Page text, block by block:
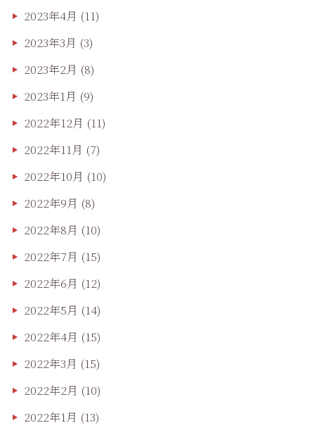
2023年4月 (11)
2023年3月 (3)
2023年2月 (8)
2023年1月 (9)
2022年12月 (11)
2022年11月 (7)
2022年10月 (10)
2022年9月 (8)
2022年8月 (10)
2022年7月 (15)
2022年6月 (12)
2022年5月 (14)
2022年4月 (15)
2022年3月 (15)
2022年2月 (10)
2022年1月 (13)